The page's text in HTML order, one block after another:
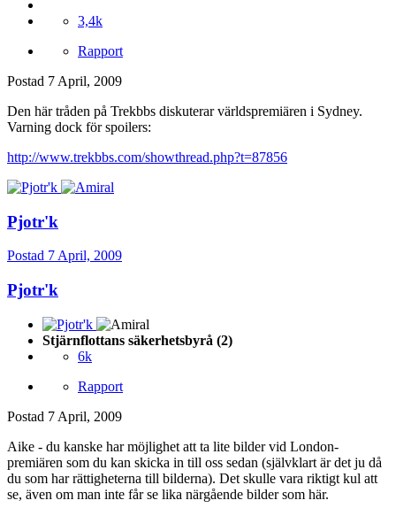
3,4k
Rapport
Postad 7 April, 2009
Den här tråden på Trekbbs diskuterar världspremiären i Sydney.
Varning dock för spoilers:
http://www.trekbbs.com/showthread.php?t=87856
Pjotr'k
Postad 7 April, 2009
Pjotr'k
Stjärnflottans säkerhetsbyrå (2)
6k
Rapport
Postad 7 April, 2009
Aike - du kanske har möjlighet att ta lite bilder vid London-
premiären som du kan skicka in till oss sedan (självklart är det ju då
du som har rättigheterna till bilderna). Det skulle vara riktigt kul att
se, även om man inte får se lika närgående bilder som här.